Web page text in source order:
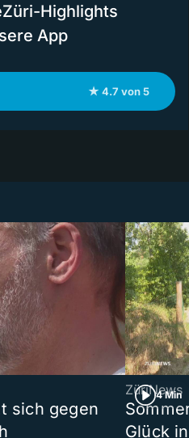
Highlights
App
★ 4.7 von 5
sich gegen
4 Min
ZüriNews
Glück